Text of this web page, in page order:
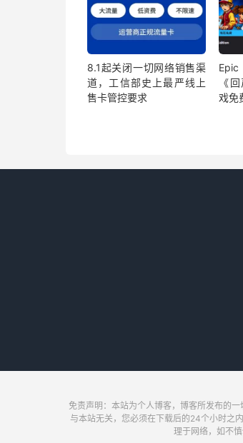
8.1起关闭一切网络销售渠
道，工信部史上最严线上
售卡管控要求
《
戏免
免责声明：本站为个人博客，博客所发布的
与本站无关，您必须在下载后的24个小时之
理于网络，如不